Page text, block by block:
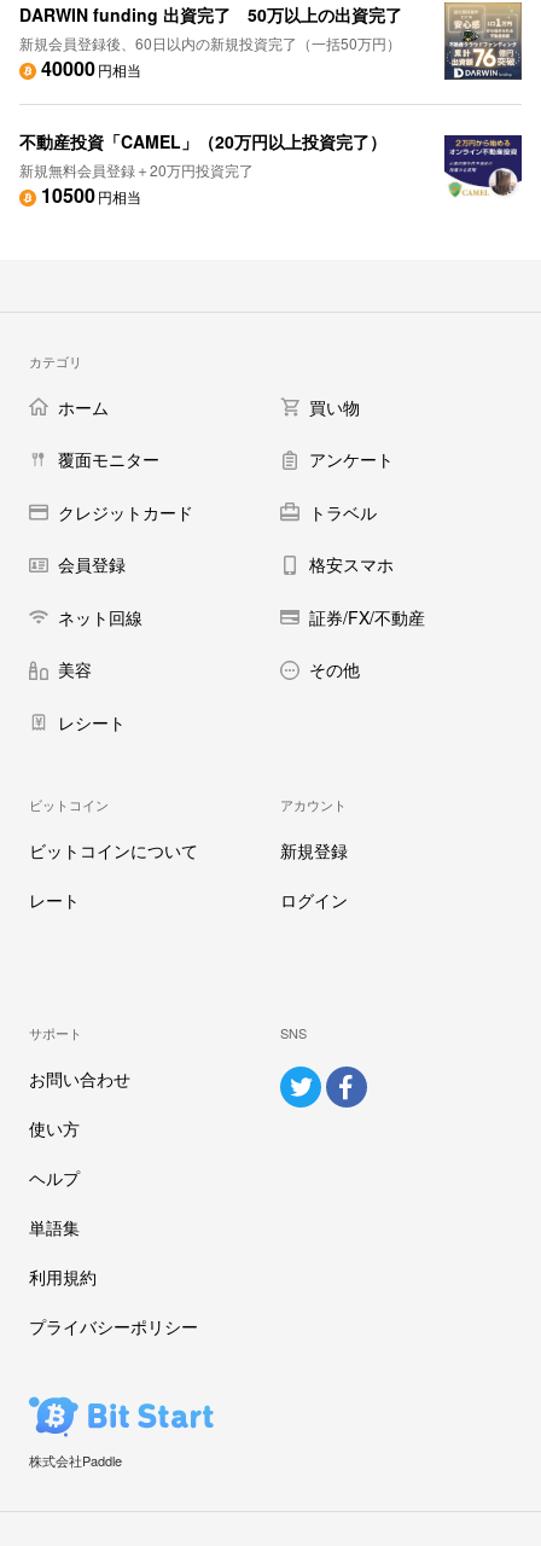
DARWIN funding 出資完了 50万以上の出資完了
新規会員登録後、60日以内の新規投資完了（一括50万円）
40000円相当
不動産投資「CAMEL」（20万円以上投資完了）
新規無料会員登録＋20万円投資完了
10500円相当
カテゴリ
ホーム 買い物
覆面モニター アンケート
クレジットカード トラベル
会員登録 格安スマホ
ネット回線 証券/FX/不動産
美容 その他
レシート
ビットコイン
ビットコインについて
レート
アカウント
新規登録
ログイン
サポート
お問い合わせ
使い方
ヘルプ
単語集
利用規約
プライバシーポリシー
SNS
株式会社Paddle